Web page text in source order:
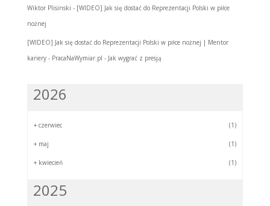
Wiktor Plisinski - [WIDEO] Jak się dostać do Reprezentacji Polski w piłce
nożnej
[WIDEO] Jak się dostać do Reprezentacji Polski w piłce nożnej | Mentor
kariery - PracaNaWymiar.pl - Jak wygrać z presją
2026
+ czerwiec (1)
+ maj (1)
+ kwiecień (1)
2025